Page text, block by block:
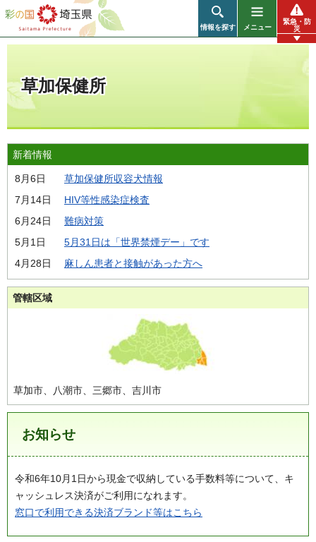
彩の国 埼玉県
情報を探す メニュー
緊急・防
災
草加保健所
新着情報
8月6日
草加保健所収容犬情報
7月14日
HIV等性感染症検査
6月24日
難病対策
5月1日
5月31日は「世界禁煙デー」です
4月28日
麻しん患者と接触があった方へ
管轄区域
草加市、八潮市、三郷市、吉川市
お知らせ
令和6年10月1日から現金で収納している手数料等について、キ
ャッシュレス決済がご利用になれます。
窓口で利用できる決済ブランド等はこちら